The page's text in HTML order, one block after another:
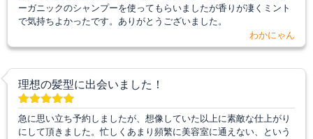
ーガニックのシャンプーを使ってもらいましたが香りが凄くミント
で気持ちよかったです。ありがとうございました。
わかにゃん
理想の髪型に出会いました！
急に思い立ち予約しましたが、想像していた以上に素敵な仕上がり
にして頂きました。忙しくあまり頻繁に美容室に通えない、という